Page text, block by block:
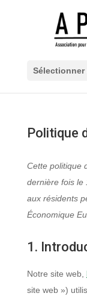
Sélectionner
Politique
Cette politique
dernière fois le
aux résidents
Économique
1.
Notre site web,
site web »)